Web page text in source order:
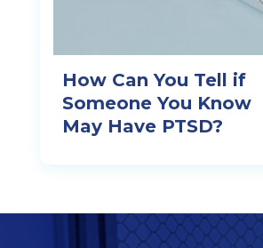
How Can You Tell if
Someone You Know
May Have PTSD?